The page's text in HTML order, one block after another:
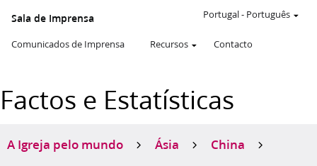
Sala de Imprensa
Comunicados de Imprensa Recursos Contacto
Portugal- Português
Factos e Estatísticas
A Igreja pelo mundo Ásia China